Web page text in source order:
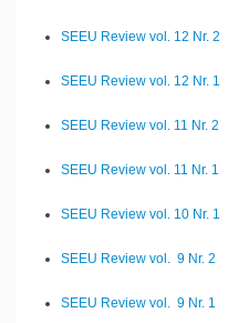
SEEU Review vol. 12 Nr. 2
SEEU Review vol. 12 Nr. 1
SEEU Review vol. 11 Nr. 2
SEEU Review vol. 11 Nr. 1
SEEU Review vol. 10 Nr. 1
SEEU Review vol. 9 Nr. 2
SEEU Review vol. 9 Nr. 1